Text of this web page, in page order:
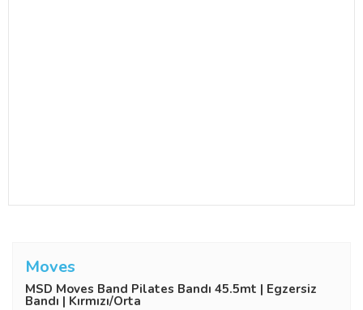
Moves
MSD Moves Band Pilates Bandı 45.5mt | Egzersiz
Bandı | Kırmızı/Orta